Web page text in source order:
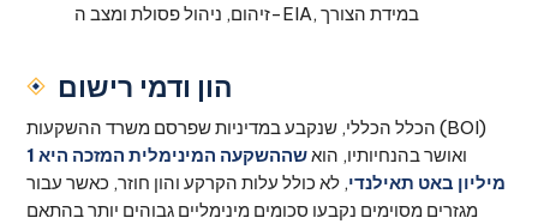
זיהום, ניהול פסולת ומצב ה-EIA, במידת הצורך
הון ודמי רישום
הכלל הכללי, שנקבע במדיניות שפרסם משרד ההשקעות (BOI)
ואושר בהנחיותיו, הוא
שההשקעה המינימלית המזכה היא 1
מיליון באט תאילנדי, לא כולל עלות הקרקע והון חוזר, כאשר עבור
מגזרים מסוימים נקבעו סכומים מינימליים גבוהים יותר בהתאם